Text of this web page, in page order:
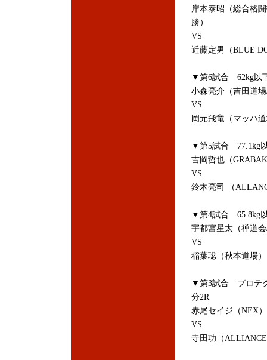
岸本泰昭（総合格
勝）
VS
近藤定男（BLUE
▼第6試合 62kg以
小森亮介（吉田道
VS
岡元飛竜（マッハ
▼第5試合 77.1kg
吉岡哲也（
VS
鈴木亮司 （
▼第4試合 65.8kg
宇都宮星太（禅道
VS
稲葉聡（秋本道場）
▼第3試合 プロテ
分2R
赤尾セイジ（NEX）
VS
寺田功（